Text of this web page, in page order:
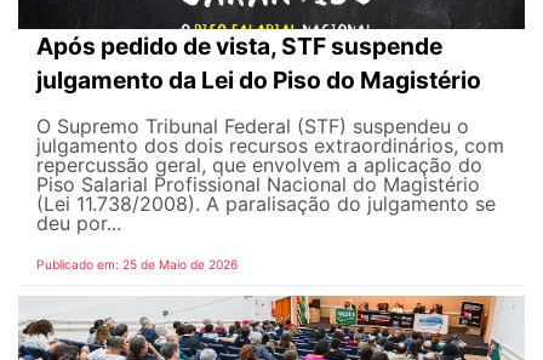
Após pedido de vista, STF suspende
julgamento da Lei do Piso do Magistério
O Supremo Tribunal Federal (STF) suspendeu o
julgamento dos dois recursos extraordinários, com
repercussão geral, que envolvem a aplicação do
Piso Salarial Profissional Nacional do Magistério
(Lei 11.738/2008). A paralisação do julgamento se
deu por...
Publicado em: 25 de Maio de 2026